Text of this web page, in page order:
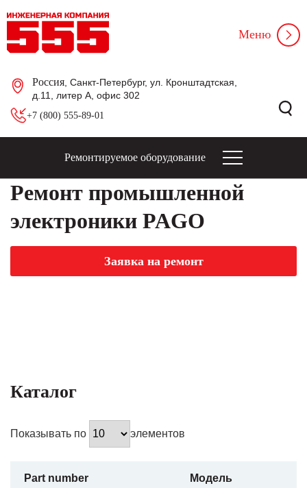
Россия , Санкт-Петербург, ул. Кронштадтская,
д.11, литер А, офис 302
+7 (800) 555-89-01
Меню
Ремонтируемое оборудование
Ремонт промышленной
электроники PAGO
Заявка на ремонт
Каталог
Показывать по элементов
Part number Модель